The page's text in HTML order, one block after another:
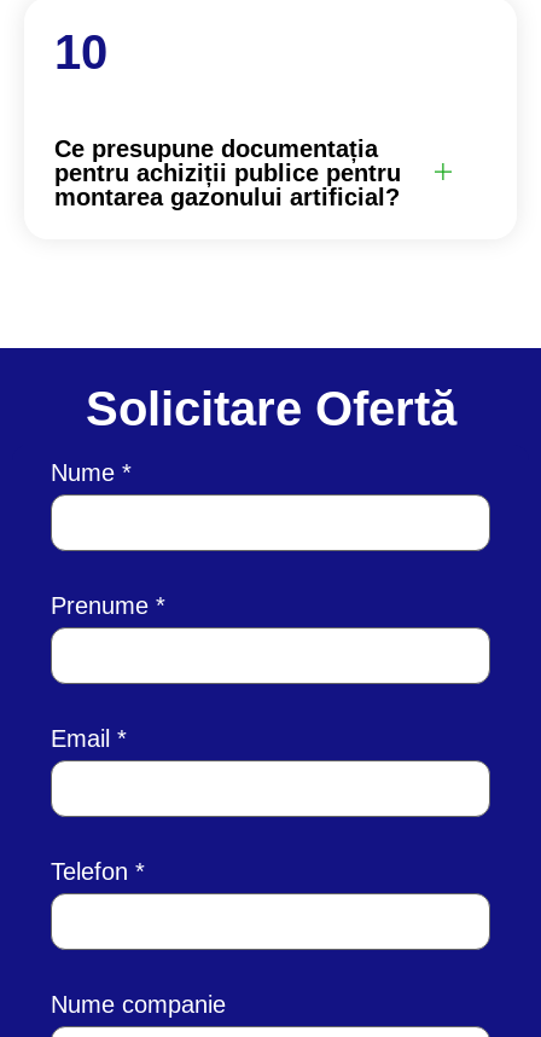
Ce presupune documentația
pentru achiziții publice pentru
montarea gazonului artificial?
Solicitare Ofertă
Nume
Prenume
Email
Telefon
Nume companie